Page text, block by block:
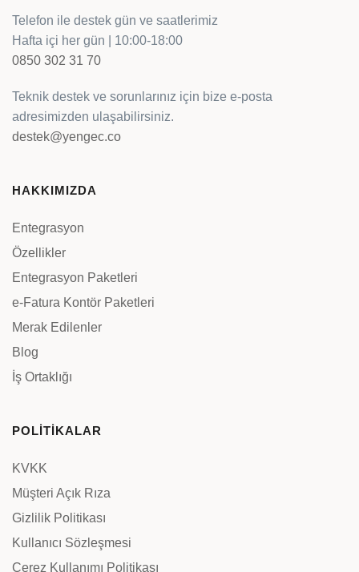
Telefon ile destek gün ve saatlerimiz
Hafta içi her gün | 10:00-18:00
0850 302 31 70
Teknik destek ve sorunlarınız için bize e-posta
adresimizden ulaşabilirsiniz.
destek@yengec.co
HAKKIMIZDA
Entegrasyon
Özellikler
Entegrasyon Paketleri
e-Fatura Kontör Paketleri
Merak Edilenler
Blog
İş Ortaklığı
POLİTİKALAR
KVKK
Müşteri Açık Rıza
Gizlilik Politikası
Kullanıcı Sözleşmesi
Çerez Kullanımı Politikası